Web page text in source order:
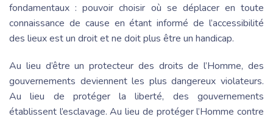
fondamentaux : pouvoir choisir où se déplacer en toute
connaissance de cause en étant informé de l’accessibilité
des lieux est un droit et ne doit plus être un handicap.
Au lieu d’être un protecteur des droits de l’Homme, des
gouvernements deviennent les plus dangereux violateurs.
Au lieu de protéger la liberté, des gouvernements
établissent l’esclavage. Au lieu de protéger l’Homme contre